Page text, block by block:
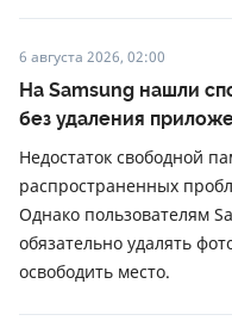
6 августа 2026, 02:00
На Samsung нашли
без удаления
Недостаток свободной
распространенных
Однако пользователям
обязательно удалять
освободить место.